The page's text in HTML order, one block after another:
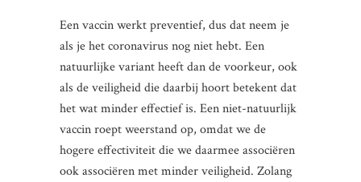
Een vaccin werkt preventief, dus dat neem je
als je het coronavirus nog niet hebt. Een
natuurlijke variant heeft dan de voorkeur, ook
als de veiligheid die daarbij hoort betekent dat
het wat minder effectief is. Een niet-natuurlijk
vaccin roept weerstand op, omdat we de
hogere effectiviteit die we daarmee associëren
ook associëren met minder veiligheid. Zolang